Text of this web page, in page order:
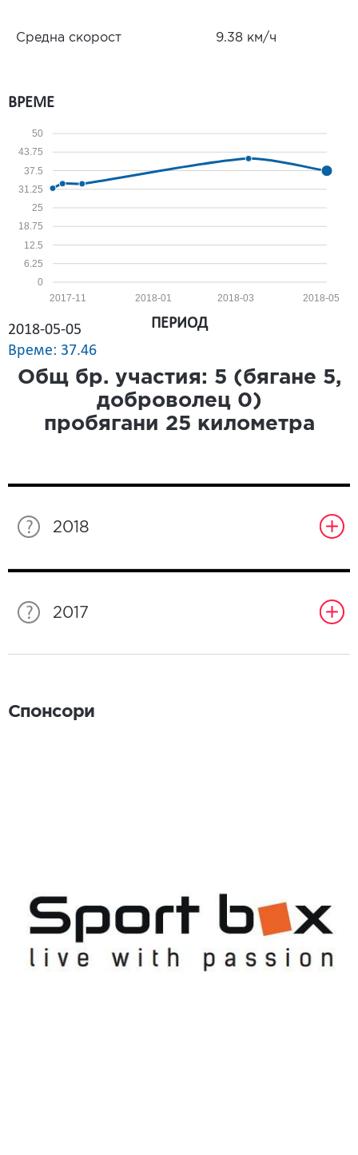
Средна скорост 9.38 км/ч
ВРЕМЕ
0
6.25
12.5
18.75
25
31.25
37.5
43.75
50
2018-05
2018-03
2018-01
2017-11
2018-05-05
Време: 37.46
ПЕРИОД
Общ бр. участия: 5 (бягане 5,
доброволец 0)
пробягани 25 километра
2018
2017
Спонсори